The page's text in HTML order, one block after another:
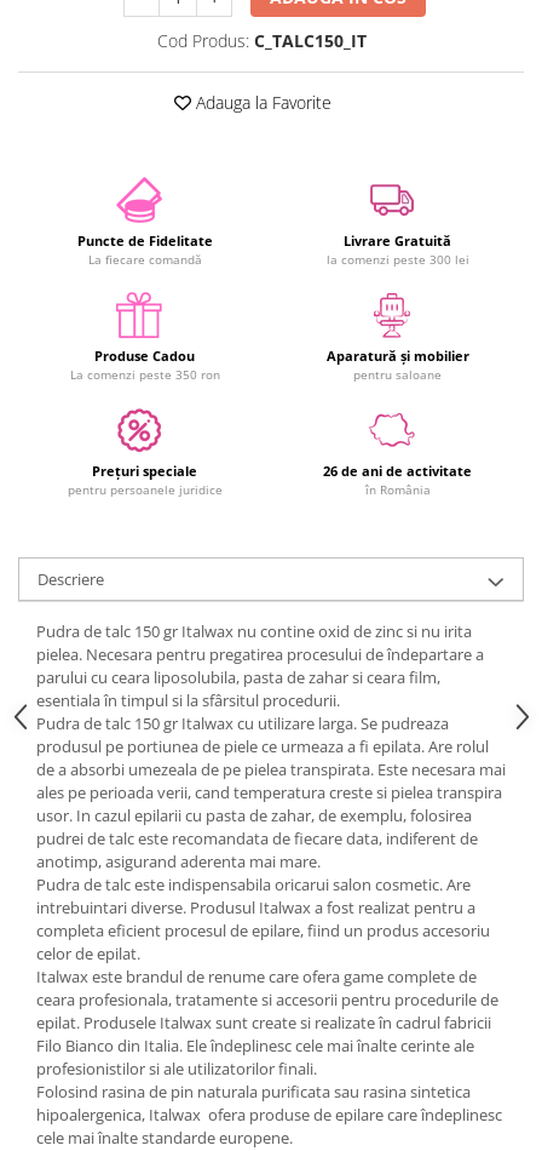
Cod Produs: C_TALC150_IT
Adauga la Favorite
Puncte de Fidelitate
La fiecare comandă
Livrare Gratuită
la comenzi peste 300 lei
Produse Cadou
La comenzi peste 350 ron
Aparatură și mobilier
pentru saloane
Prețuri speciale
pentru persoanele juridice
26 de ani de activitate
în România
Descriere
Pudra de talc 150 gr Italwax nu contine oxid de zinc si nu irita
pielea. Necesara pentru pregatirea procesului de îndepartare a
parului cu ceara liposolubila, pasta de zahar si ceara film,
esentiala în timpul si la sfârsitul procedurii.
Pudra de talc 150 gr Italwax cu utilizare larga. Se pudreaza
produsul pe portiunea de piele ce urmeaza a fi epilata. Are rolul
de a absorbi umezeala de pe pielea transpirata. Este necesara mai
ales pe perioada verii, cand temperatura creste si pielea transpira
usor. In cazul epilarii cu pasta de zahar, de exemplu, folosirea
pudrei de talc este recomandata de fiecare data, indiferent de
anotimp, asigurand aderenta mai mare.
Pudra de talc este indispensabila oricarui salon cosmetic. Are
intrebuintari diverse. Produsul Italwax a fost realizat pentru a
completa eficient procesul de epilare, fiind un produs accesoriu
celor de epilat.
Italwax este brandul de renume care ofera game complete de
ceara profesionala, tratamente si accesorii pentru procedurile de
epilat. Produsele Italwax sunt create si realizate în cadrul fabricii
Filo Bianco din Italia. Ele îndeplinesc cele mai înalte cerinte ale
profesionistilor si ale utilizatorilor finali.
Folosind rasina de pin naturala purificata sau rasina sintetica
hipoalergenica, Italwax ofera produse de epilare care îndeplinesc
cele mai înalte standarde europene.